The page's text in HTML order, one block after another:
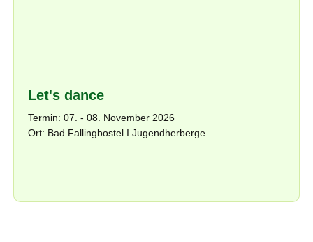
Let's dance
Termin: 07. - 08. November 2026
Ort: Bad Fallingbostel I Jugendherberge